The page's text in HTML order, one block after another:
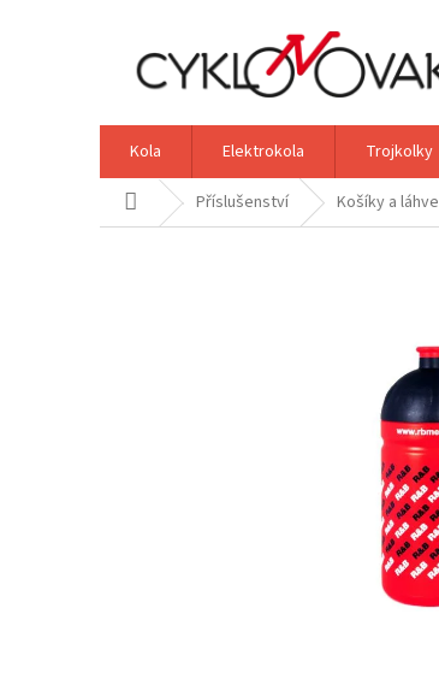
Kola Elektrokola Trojkolky
Domů Příslušenství Košíky a láhve